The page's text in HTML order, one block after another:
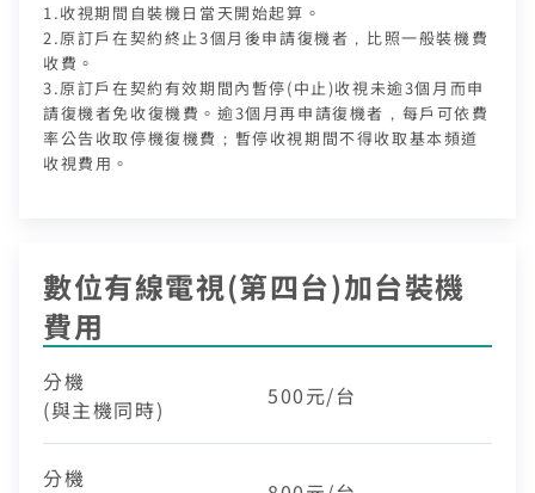
1.收視期間自裝機日當天開始起算。
2.原訂戶在契約終止3個月後申請復機者，比照一般裝機費
收費。
3.原訂戶在契約有效期間內暫停(中止)收視未逾3個月而申
請復機者免收復機費。逾3個月再申請復機者，每戶可依費
率公告收取停機復機費；暫停收視期間不得收取基本頻道
收視費用。
數位有線電視(第四台)加台裝機
費用​
分機
(與主機同時)
500元/台
分機